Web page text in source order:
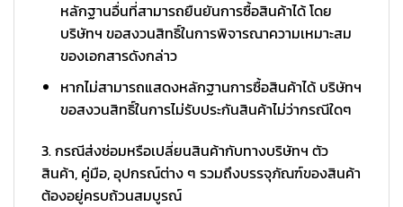
หลักฐานอื่นที่สามารถยืนยันการซื้อสินค้าได้ โดย
บริษัทฯ ขอสงวนสิทธิ์ในการพิจารณาความเหมาะสม
ของเอกสารดังกล่าว
หากไม่สามารถแสดงหลักฐานการซื้อสินค้าได้ บริษัทฯ
ขอสงวนสิทธิ์ในการไม่รับประกันสินค้าไม่ว่ากรณีใดๆ
3. กรณีส่งซ่อมหรือเปลี่ยนสินค้ากับทางบริษัทฯ ตัว
สินค้า, คู่มือ, อุปกรณ์ต่าง ๆ รวมถึงบรรจุภัณฑ์ของสินค้า
ต้องอยู่ครบถ้วนสมบูรณ์